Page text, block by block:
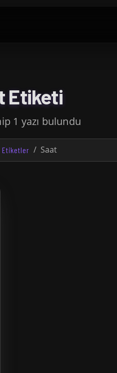
Etiketi
1 yazı bulundu
Etiketler Saat